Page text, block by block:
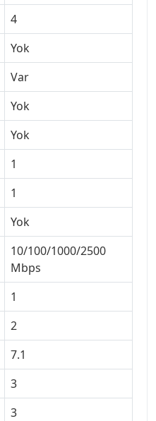
4
Yok
Var
Yok
Yok
1
1
Yok
10/100/1000/2500
Mbps
1
2
7.1
3
3